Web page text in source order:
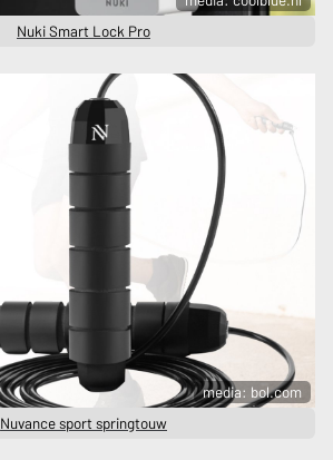
Nuki Smart Lock Pro
media: bol.com
Nuvance sport springtouw